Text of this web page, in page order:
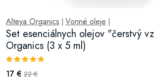
Alteya Organics Vonné oleje
Set esenciálnych olejov "čerstvý
Organics (3 x 5 ml)
17 € 22 €